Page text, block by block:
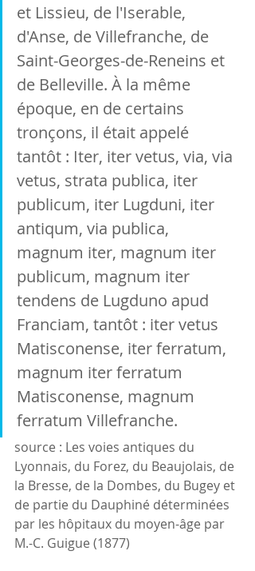
et Lissieu, de l'Iserable,
d'Anse, de Villefranche, de
Saint-Georges-de-Reneins et
de Belleville. À la même
époque, en de certains
tronçons, il était appelé
tantôt : Iter, iter vetus, via, via
vetus, strata publica, iter
publicum, iter Lugduni, iter
antiqum, via publica,
magnum iter, magnum iter
publicum, magnum iter
tendens de Lugduno apud
Franciam, tantôt : iter vetus
Matisconense, iter ferratum,
magnum iter ferratum
Matisconense, magnum
ferratum Villefranche.
source : Les voies antiques du
Lyonnais, du Forez, du Beaujolais, de
la Bresse, de la Dombes, du Bugey et
de partie du Dauphiné déterminées
par les hôpitaux du moyen-âge par
M.-C. Guigue (1877)